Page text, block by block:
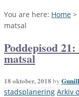
You are here: Home >
matsal
Poddepisod
matsal
18 oktober, 2018 by
stadsplanering Arkiv